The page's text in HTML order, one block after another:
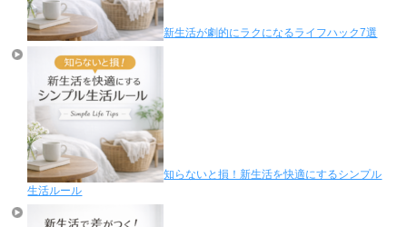
新生活が劇的にラクになるライフハック7選
知らないと損！新生活を快適にするシンプル
生活ルール